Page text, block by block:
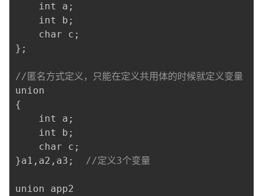
程
认
证
的
实
我
的
持
建
    int a
;
    int b
;
    char c
;
} ;
//匿名方式定义，只能在定义共用体的时候就定义变量
{
    int a
;
    int b
;
    char c
;
}a1 , a2 , a3 ; //定义3个变量